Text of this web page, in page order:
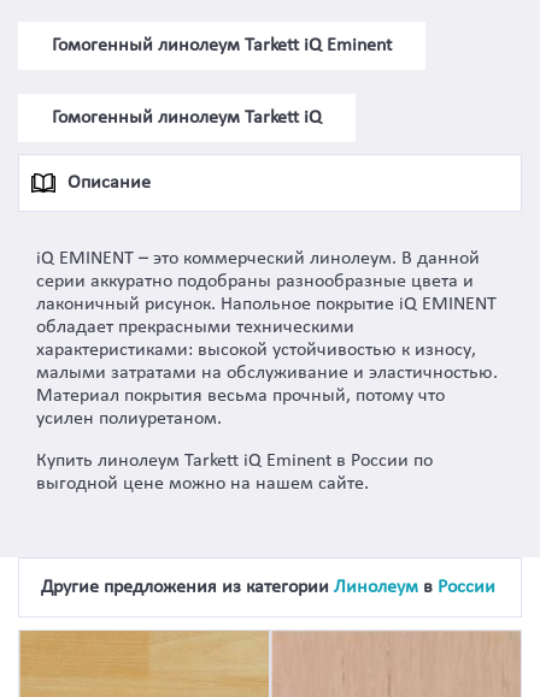
Гомогенный линолеум Tarkett iQ Eminent
Гомогенный линолеум Tarkett iQ
Описание
iQ EMINENT – это коммерческий линолеум. В данной
серии аккуратно подобраны разнообразные цвета и
лаконичный рисунок. Напольное покрытие iQ EMINENT
обладает прекрасными техническими
характеристиками: высокой устойчивостью к износу,
малыми затратами на обслуживание и эластичностью.
Материал покрытия весьма прочный, потому что
усилен полиуретаном.
Купить линолеум Tarkett iQ Eminent в России по
выгодной цене можно на нашем сайте.
Другие предложения из категории Линолеум в России